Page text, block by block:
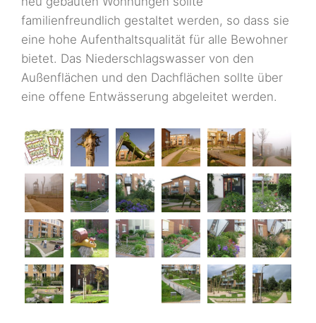
familienfreundlich gestaltet werden, so dass sie
eine hohe Aufenthaltsqualität für alle Bewohner
bietet. Das Niederschlagswasser von den
Außenflächen und den Dachflächen sollte über
eine offene Entwässerung abgeleitet werden.